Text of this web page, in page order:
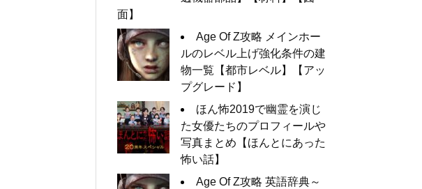
面】
Age Of Z攻略 メインホー
ルのレベル上げ強化条件の建
物一覧【都市レベル】【アッ
プグレード】
ほん怖2019で幽霊を演じ
た女優たちのプロフィールや
写真まとめ【ほんとにあった
怖い話】
Age Of Z攻略 英語辞典～